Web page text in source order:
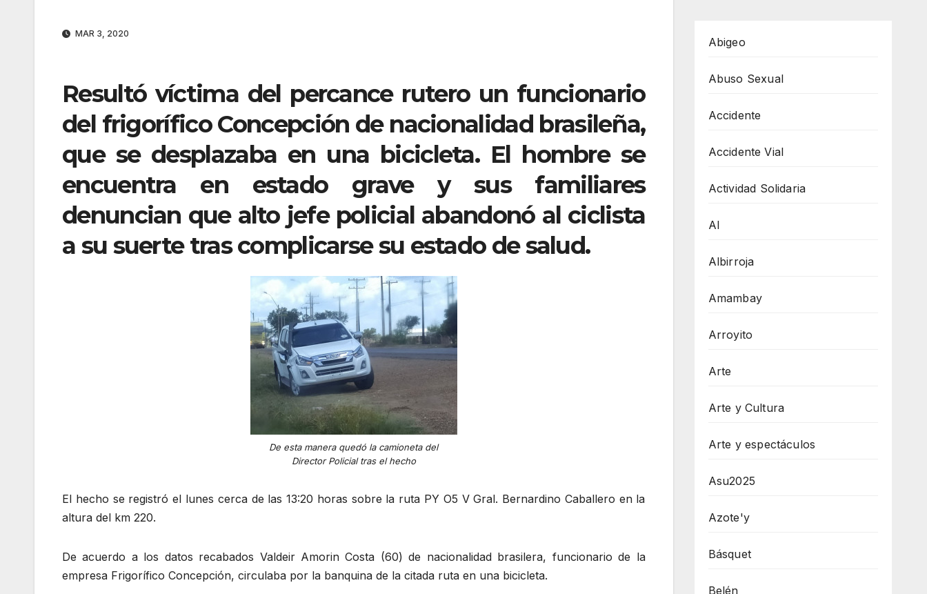
MAR 3, 2020
Resultó víctima del percance rutero un funcionario
del frigorífico Concepción de nacionalidad brasileña,
que se desplazaba en una bicicleta. El hombre se
encuentra en estado grave y sus familiares
denuncian que alto jefe policial abandonó al ciclista
a su suerte tras complicarse su estado de salud.
De esta manera quedó la camioneta del
Director Policial tras el hecho
El hecho se registró el lunes cerca de las 13:20 horas sobre la ruta PY O5 V Gral. Bernardino Caballero en la
altura del km 220.
De acuerdo a los datos recabados Valdeir Amorin Costa (60) de nacionalidad brasilera, funcionario de la
empresa Frigorífico Concepción, circulaba por la banquina de la citada ruta en una bicicleta.
Abigeo
Abuso Sexual
Accidente
Accidente Vial
Actividad Solidaria
AI
Albirroja
Amambay
Arroyito
Arte
Arte y Cultura
Arte y espectáculos
Asu2025
Azote'y
Básquet
Belén